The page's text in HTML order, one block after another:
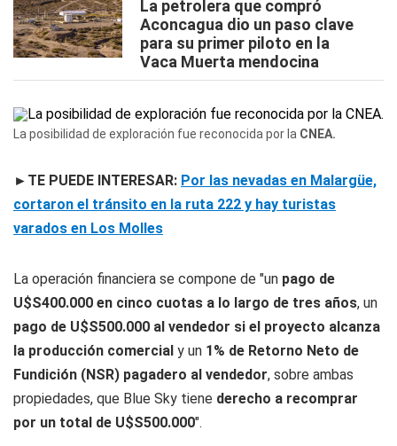
La petrolera que compró
Aconcagua dio un paso clave
para su primer piloto en la
Vaca Muerta mendocina
La posibilidad de exploración fue reconocida por la CNEA.
►TE PUEDE INTERESAR: Por las nevadas en Malargüe,
cortaron el tránsito en la ruta 222 y hay turistas
varados en Los Molles
La operación financiera se compone de "un pago de
U$S400.000 en cinco cuotas a lo largo de tres años, un
pago de U$S500.000 al vendedor si el proyecto alcanza
la producción comercial y un 1% de Retorno Neto de
Fundición (NSR) pagadero al vendedor, sobre ambas
propiedades, que Blue Sky tiene derecho a recomprar
por un total de U$S500.000".